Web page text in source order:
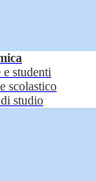
studenti
scolastico
studio